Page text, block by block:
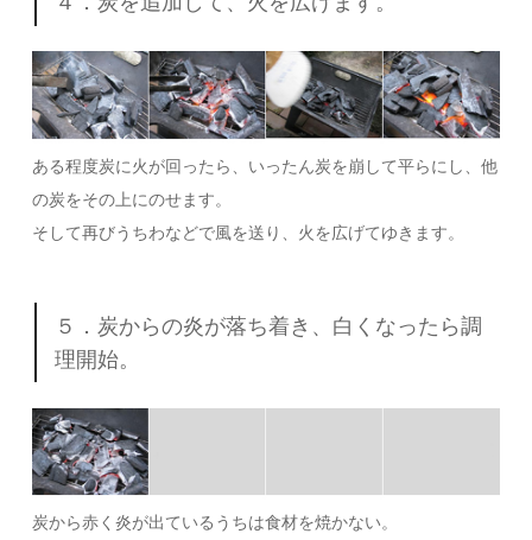
ある程度炭に火が回ったら、いったん炭を崩して平らにし、他
の炭をその上にのせます。
そして再びうちわなどで風を送り、火を広げてゆきます。
５．炭からの炎が落ち着き、白くなったら調
理開始。
炭から赤く炎が出ているうちは食材を焼かない。